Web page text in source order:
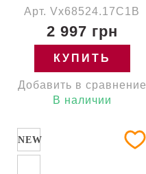
Арт. Vx68524.17C1B
2 997 грн
КУПИТЬ
Добавить в сравнение
В наличии
NEW